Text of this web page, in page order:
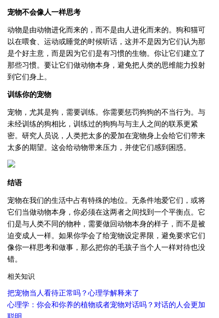
宠物不会像人一样思考
动物是由动物进化而来的，而不是由人进化而来的。狗和猫可
以在喂食、运动或睡觉的时候听话，这并不是因为它们认为那
是个好主意，而是因为它们是有习惯的生物。你让它们建立了
那些习惯。要让它们做动物本身，避免把人类的思维能力投射
到它们身上。
训练你的宠物
宠物，尤其是狗，需要训练。你需要惩罚狗狗的不当行为。与
未经训练的狗相比，训练过的狗狗与与主人之间的联系更紧
密。研究人员说，人类把太多的爱加在宠物身上会给它们带来
太多的期望。这会给动物带来压力，并使它们感到困惑。
结语
宠物在我们的生活中占有特殊的地位。无条件地爱它们，或将
它们当做动物本身，你必须在这两者之间找到一个平衡点。它
们是与人类不同的物种，需要做回动物本身的样子，而不是被
迫变成人一样。如果你学会了给宠物设定界限，避免要求它们
像你一样思考和做事，那么把你的毛孩子当个人一样对待也没
错。
相关知识
把宠物当人看待正常吗？心理学解释来了
心理学：你会和你养的植物或者宠物对话吗？对话的人会更加